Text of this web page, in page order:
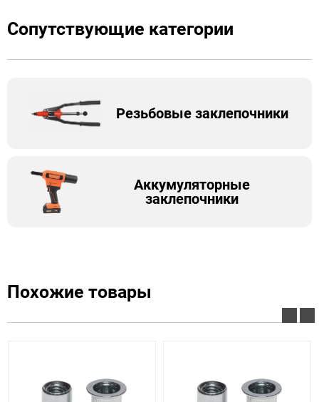
Сопутствующие категории
Резьбовые заклепочники
Аккумуляторные
заклепочники
Похожие товары